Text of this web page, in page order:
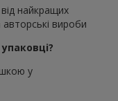
від найкращих
авторські вироби
у